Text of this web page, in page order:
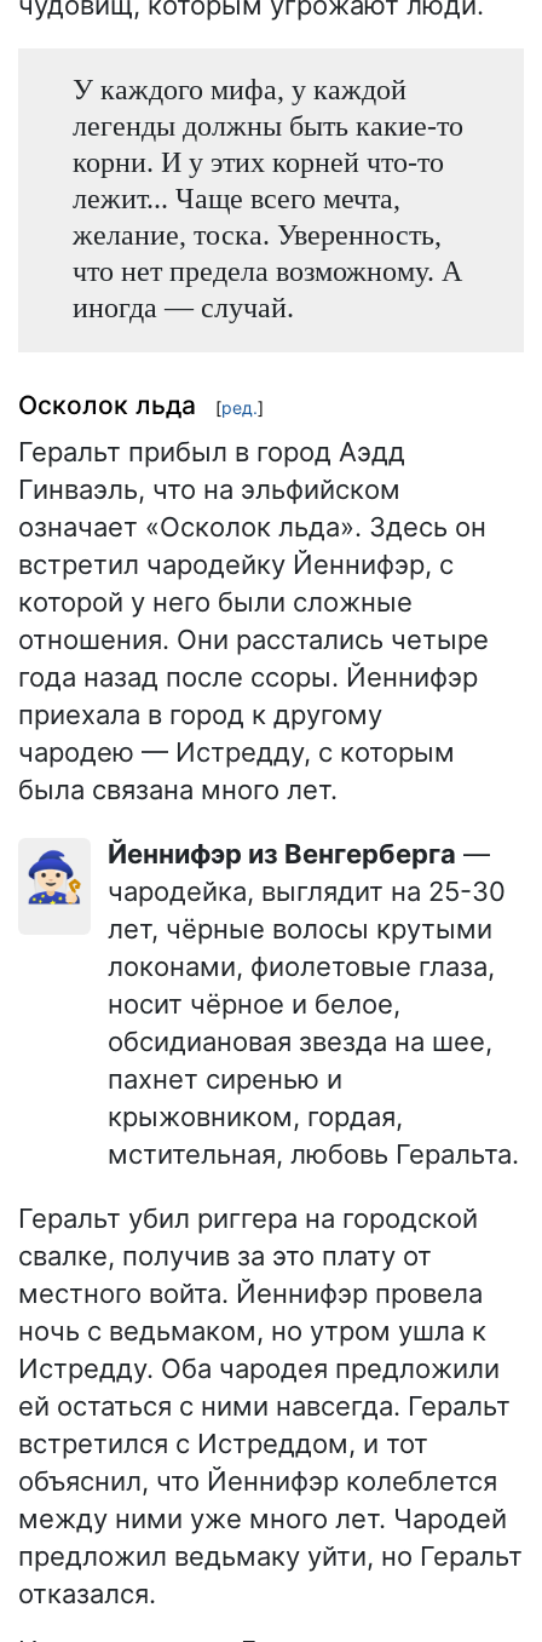
У каждого мифа, у каждой
легенды должны быть какие-то
корни. И у этих корней что-то
лежит... Чаще всего мечта,
желание, тоска. Уверенность,
что нет предела возможному. А
иногда — случай.
Осколок льда [ред.]
Геральт прибыл в город Аэдд
Гинваэль, что на эльфийском
означает «Осколок льда». Здесь он
встретил чародейку Йеннифэр, с
которой у него были сложные
отношения. Они расстались четыре
года назад после ссоры. Йеннифэр
приехала в город к другому
чародею — Истредду, с которым
была связана много лет.
🧙🏻‍♀️ Йеннифэр из Венгерберга —
чародейка, выглядит на 25-30
лет, чёрные волосы крутыми
локонами, фиолетовые глаза,
носит чёрное и белое,
обсидиановая звезда на шее,
пахнет сиренью и
крыжовником, гордая,
мстительная, любовь Геральта.
Геральт убил риггера на городской
свалке, получив за это плату от
местного войта. Йеннифэр провела
ночь с ведьмаком, но утром ушла к
Истредду. Оба чародея предложили
ей остаться с ними навсегда. Геральт
встретился с Истреддом, и тот
объяснил, что Йеннифэр колеблется
между ними уже много лет. Чародей
предложил ведьмаку уйти, но Геральт
отказался.